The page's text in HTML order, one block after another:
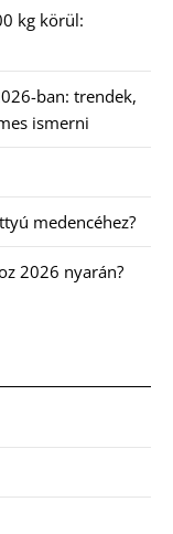
kg körül:
ban: trendek,
ismerni
medencéhez?
2026 nyarán?